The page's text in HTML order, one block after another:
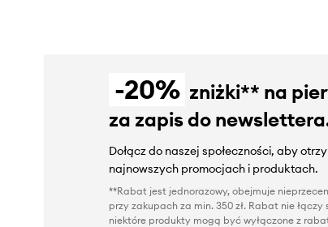
-20% zniżki** na
za zapis do
Dołącz do naszej społeczności, aby
najnowszych promocjach i produktach.
**Rabat jest jednorazowy, obejmuje
przy zakupach za min. 350 zł. Rabat nie
niektóre produkty mogą być wyłączone z